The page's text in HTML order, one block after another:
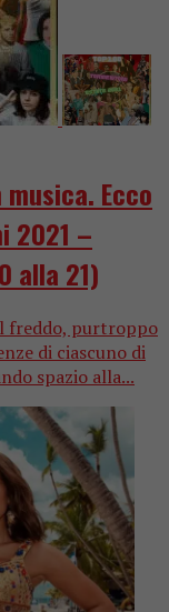
Ecco
2021 –
alla 21)
freddo, purtroppo
di ciascuno di
spazio alla...